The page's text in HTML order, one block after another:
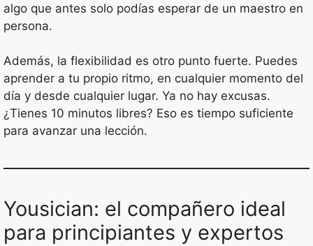
algo que antes solo podías esperar de un maestro en
persona.
Además, la flexibilidad es otro punto fuerte. Puedes
aprender a tu propio ritmo, en cualquier momento del
día y desde cualquier lugar. Ya no hay excusas.
¿Tienes 10 minutos libres? Eso es tiempo suficiente
para avanzar una lección.
Yousician: el compañero ideal
para principiantes y expertos